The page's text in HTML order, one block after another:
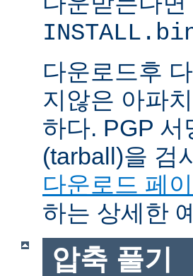
다운로드후
지않은 아파
하다. PGP
(tarball)을 검
다운로드 페이
하는 상세한
압축 풀기